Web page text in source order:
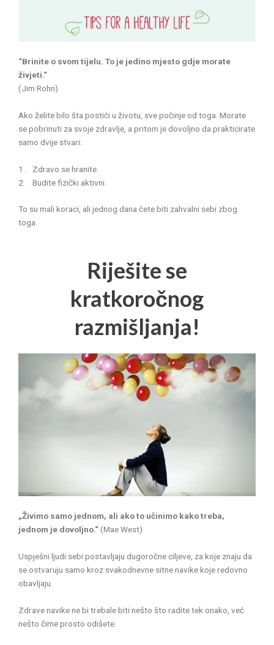
“Brinite o svom tijelu. To je jedino mjesto gdje morate
živjeti.“
(Jim Rohn)
Ako želite bilo šta postići u životu, sve počinje od toga. Morate
se pobrinuti za svoje zdravlje, a pritom je dovoljno da prakticirate
samo dvije stvari:
1. Zdravo se hranite.
2. Budite fizički aktivni.
To su mali koraci, ali jednog dana ćete biti zahvalni sebi zbog
toga.
Riješite se
kratkoročnog
razmišljanja!
„Živimo samo jednom, ali ako to učinimo kako treba,
jednom je dovoljno.“(Mae West)
Uspješni ljudi sebi postavljaju dugoročne ciljeve, za koje znaju da
se ostvaruju samo kroz svakodnevne sitne navike koje redovno
obavljaju.
Zdrave navike ne bi trebale biti nešto što radite tek onako, već
nešto čime prosto odišete.